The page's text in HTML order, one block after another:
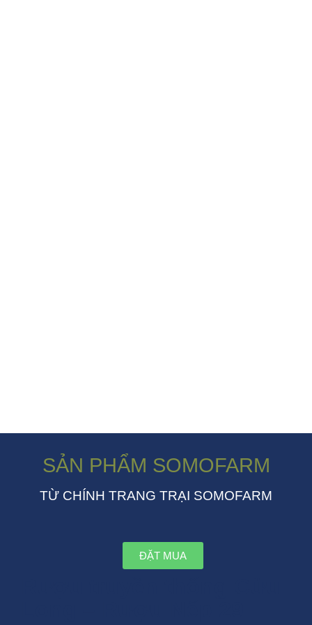
SẢN PHẨM SOMOFARM
TỪ CHÍNH TRANG TRẠI SOMOFARM
ĐẶT MUA